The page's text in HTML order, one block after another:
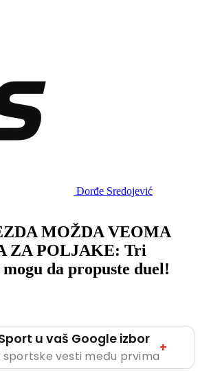
Đorđe Sredojević
MOŽDA VEOMA
ZA POLJAKE: Tri
da propuste duel!
u vaš Google izbor
sportske vesti među prvima
+